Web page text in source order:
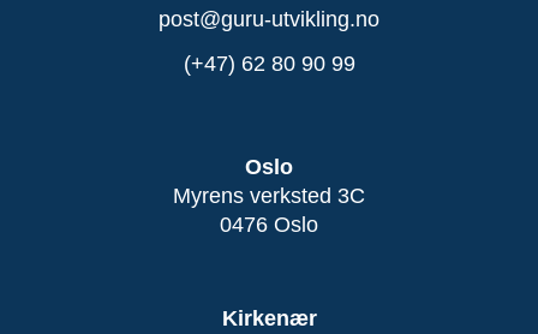
post@guru-utvikling.no
(+47) 62 80 90 99
Oslo
Myrens verksted 3C
0476 Oslo
Kirkenær